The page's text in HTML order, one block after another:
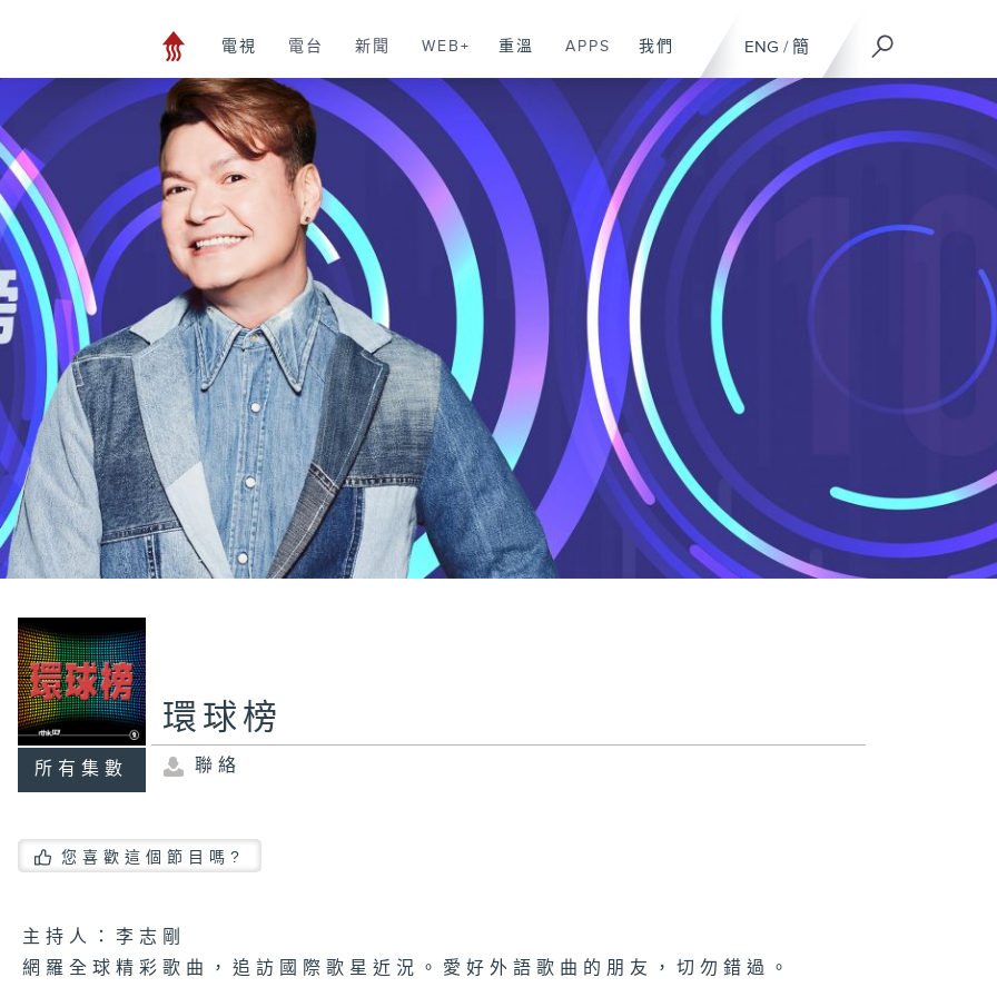
ENG / 簡
電視 電台 新聞 WEB+ 重溫 APPS 我們
所有集數
環球榜
聯絡
您喜歡這個節目嗎?
主持人：李志剛
網羅全球精彩歌曲，追訪國際歌星近況。愛好外語歌曲的朋友，切勿錯過。